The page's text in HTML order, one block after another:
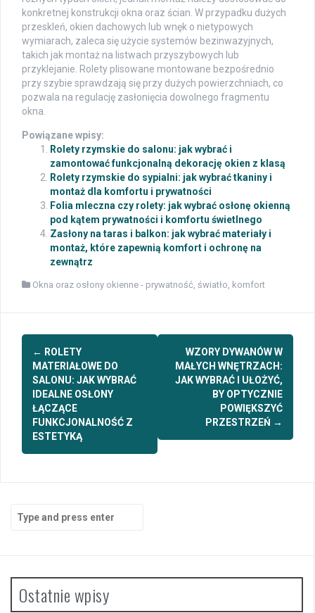
konkretnej konstrukcji okna oraz ścian. W przypadku dużych
przeskleń, okien dachowych lub wnęk o nietypowych
wymiarach, zaleca się użycie systemów bezinwazyjnych,
takich jak montaż na listwach przyszybowych lub
przyklejanie. Rolety plisowane montowane bezpośrednio
przy szybie sprawdzają się przy dużych powierzchniach, co
pozwala na regulację zasłonięcia dowolnego fragmentu
okna.
Powiązane wpisy:
Rolety rzymskie do salonu: jak wybrać i
zamontować funkcjonalną dekorację okien z klasą
Rolety rzymskie do sypialni: jak wybrać tkaniny i
montaż dla komfortu i prywatności
Folia mleczna czy rolety: jak wybrać osłonę okienną
pod kątem prywatności i komfortu świetlnego
Zasłony na taras i balkon: jak wybrać materiały i
montaż, które zapewnią komfort i ochronę na
zewnątrz
Okna oraz osłony okienne - prywatność, światło, komfort
Post
navigation
← ROLETY
MATERIAŁOWE DO
SALONU: JAK WYBRAĆ
IDEALNE OSŁONY
ŁĄCZĄCE
FUNKCJONALNOŚĆ Z
ESTETYKĄ
WZORY DYWANÓW W
MAŁYCH WNĘTRZACH:
JAK WYBRAĆ I UŁOŻYĆ,
BY OPTYCZNIE
POWIĘKSZYĆ
PRZESTRZEŃ →
for:
Ostatnie wpisy